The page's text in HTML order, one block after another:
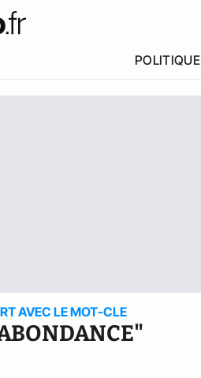
POLITIQUE
AVEC LE MOT-CLE